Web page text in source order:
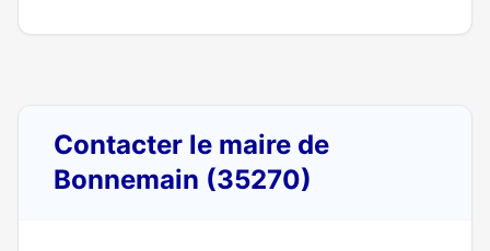
Contacter le maire de
Bonnemain (35270)